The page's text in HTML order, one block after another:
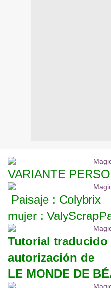
VARIANTE
Paisaje :
mujer :
Tutorial traducido
autorización de
LE MONDE DE